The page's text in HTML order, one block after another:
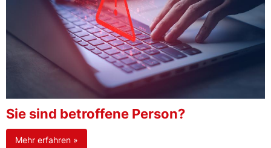
Sie sind betroffene Person?
Mehr erfahren »